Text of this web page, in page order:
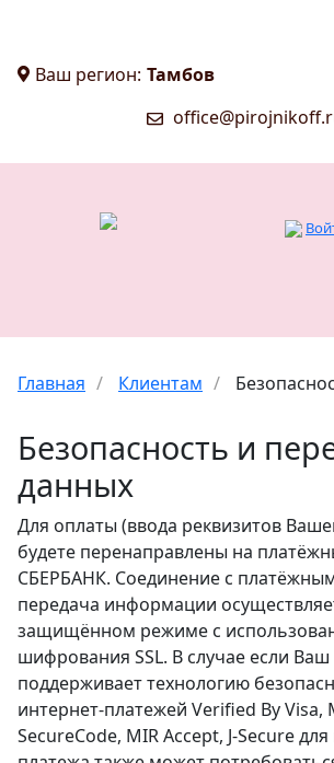
Ваш регион: Тамбов
Главная / Клиентам /
Безопасность и
данных
Для оплаты (ввода реквизитов
будете перенаправлены на
СБЕРБАНК. Соединение с
передача информации
защищённом режиме с
шифрования SSL. В случае если Ваш
поддерживает технологию
интернет-платежей Verified By Visa,
SecureCode, MIR Accept, J-Secure